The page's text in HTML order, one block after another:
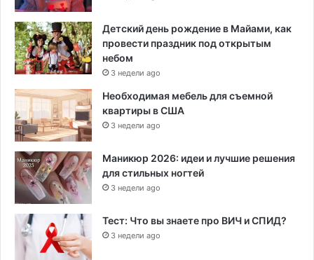
Детский день рождение в Майами, как
провести праздник под открытым
небом
3 недели ago
Необходимая мебель для съемной
квартиры в США
3 недели ago
Маникюр 2026: идеи и лучшие решения
для стильных ногтей
3 недели ago
Тест: Что вы знаете про ВИЧ и СПИД?
3 недели ago